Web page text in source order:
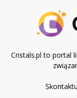
Cristals.pl to portal